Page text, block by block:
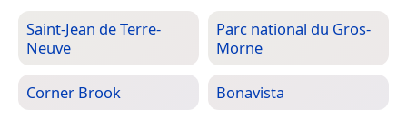
Saint-Jean de Terre-
Neuve
Parc national du Gros-
Morne
Corner Brook Bonavista